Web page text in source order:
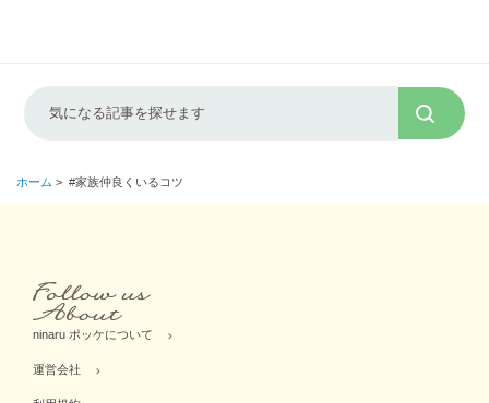
ホーム > #家族仲良くいるコツ
ninaru ポッケについて
運営会社